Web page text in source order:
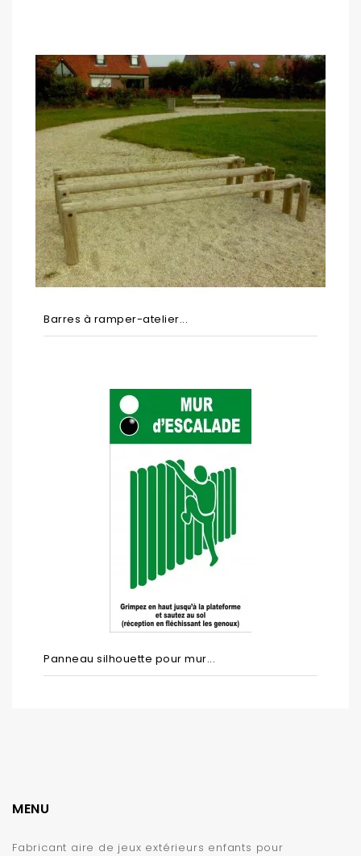
Barres à ramper-atelier...
Panneau silhouette pour mur...
MENU
Fabricant aire de jeux extérieurs enfants pour